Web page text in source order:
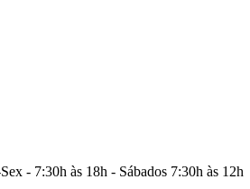
- 7:30h às 18h - Sábados 7:30h às 12h